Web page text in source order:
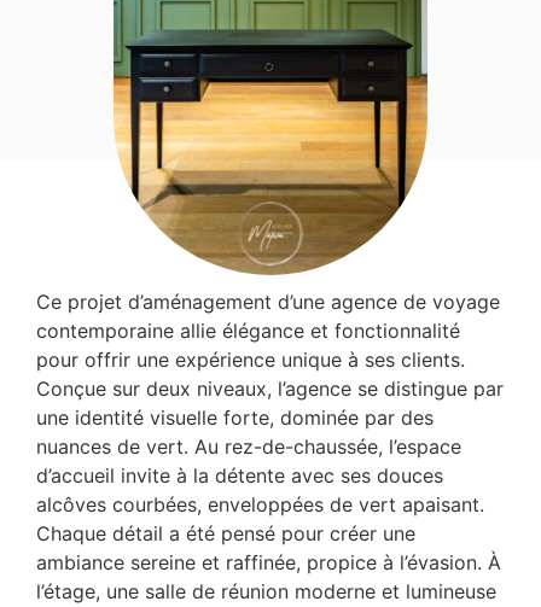
Ce projet d’aménagement d’une agence de voyage
contemporaine allie élégance et fonctionnalité
pour offrir une expérience unique à ses clients.
Conçue sur deux niveaux, l’agence se distingue par
une identité visuelle forte, dominée par des
nuances de vert. Au rez-de-chaussée, l’espace
d’accueil invite à la détente avec ses douces
alcôves courbées, enveloppées de vert apaisant.
Chaque détail a été pensé pour créer une
ambiance sereine et raffinée, propice à l’évasion. À
l’étage, une salle de réunion moderne et lumineuse